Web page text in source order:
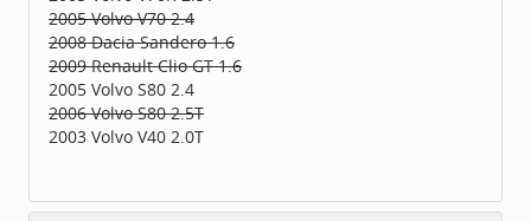
2005 Volvo V70 2.4
2008 Dacia Sandero 1.6
2009 Renault Clio GT 1.6
2005 Volvo S80 2.4
2006 Volvo S80 2.5T
2003 Volvo V40 2.0T